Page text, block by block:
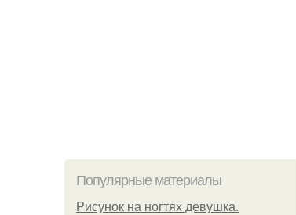
Популярные материалы
Рисунок на ногтях девушка.